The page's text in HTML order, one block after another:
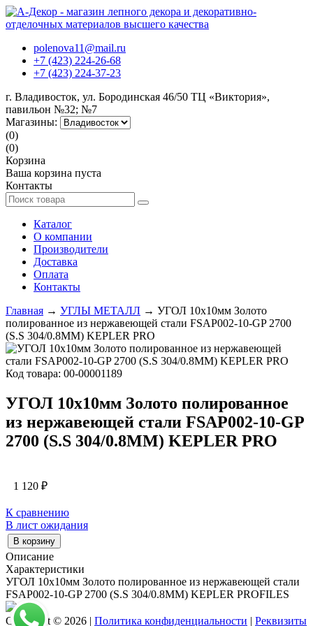
polenova11@mail.ru
+7 (423) 224-26-68
+7 (423) 224-37-23
г. Владивосток, ул. Бородинская 46/50 ТЦ «Виктория»,
павильон №32; №7
Магазины:
(0)
(0)
Корзина
Ваша корзина пуста
Контакты
Каталог
О компании
Производители
Доставка
Оплата
Контакты
Главная → УГЛЫ МЕТАЛЛ → УГОЛ 10х10мм Золото
полированное из нержавеющей стали FSAP002-10-GP 2700
(S.S 304/0.8MM) KEPLER PRO
Код товара: 00-00001189
УГОЛ 10х10мм Золото полированное
из нержавеющей стали FSAP002-10-GP
2700 (S.S 304/0.8MM) KEPLER PRO
1 120 ₽
К сравнению
В лист ожидания
В корзину
Описание
Характеристики
УГОЛ 10х10мм Золото полированное из нержавеющей стали
FSAP002-10-GP 2700 (S.S 304/0.8MM) KEPLER PROFILES
Copyright © 2026 | Политика конфиденциальности | Реквизиты